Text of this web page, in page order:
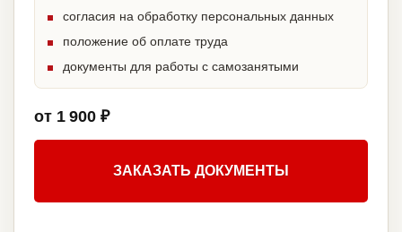
согласия на обработку персональных данных
положение об оплате труда
документы для работы с самозанятыми
от 1 900 ₽
ЗАКАЗАТЬ ДОКУМЕНТЫ